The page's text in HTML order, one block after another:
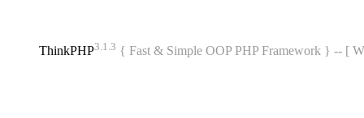
ThinkPHP3.1.3 { Fast & Simple OOP PHP Framework } -- [